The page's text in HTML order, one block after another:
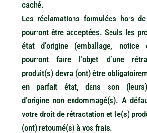
caché.
Les réclamations formulées hors
pourront être acceptées. Seuls les
état d’origine (emballage, notice
pourront faire l’objet d’une
produit(s) devra (ont) être
en parfait état, dans son (leurs)
d’origine non endommagé(s). A
votre droit de rétractation et le(s)
(ont) retourné(s) à vos frais.